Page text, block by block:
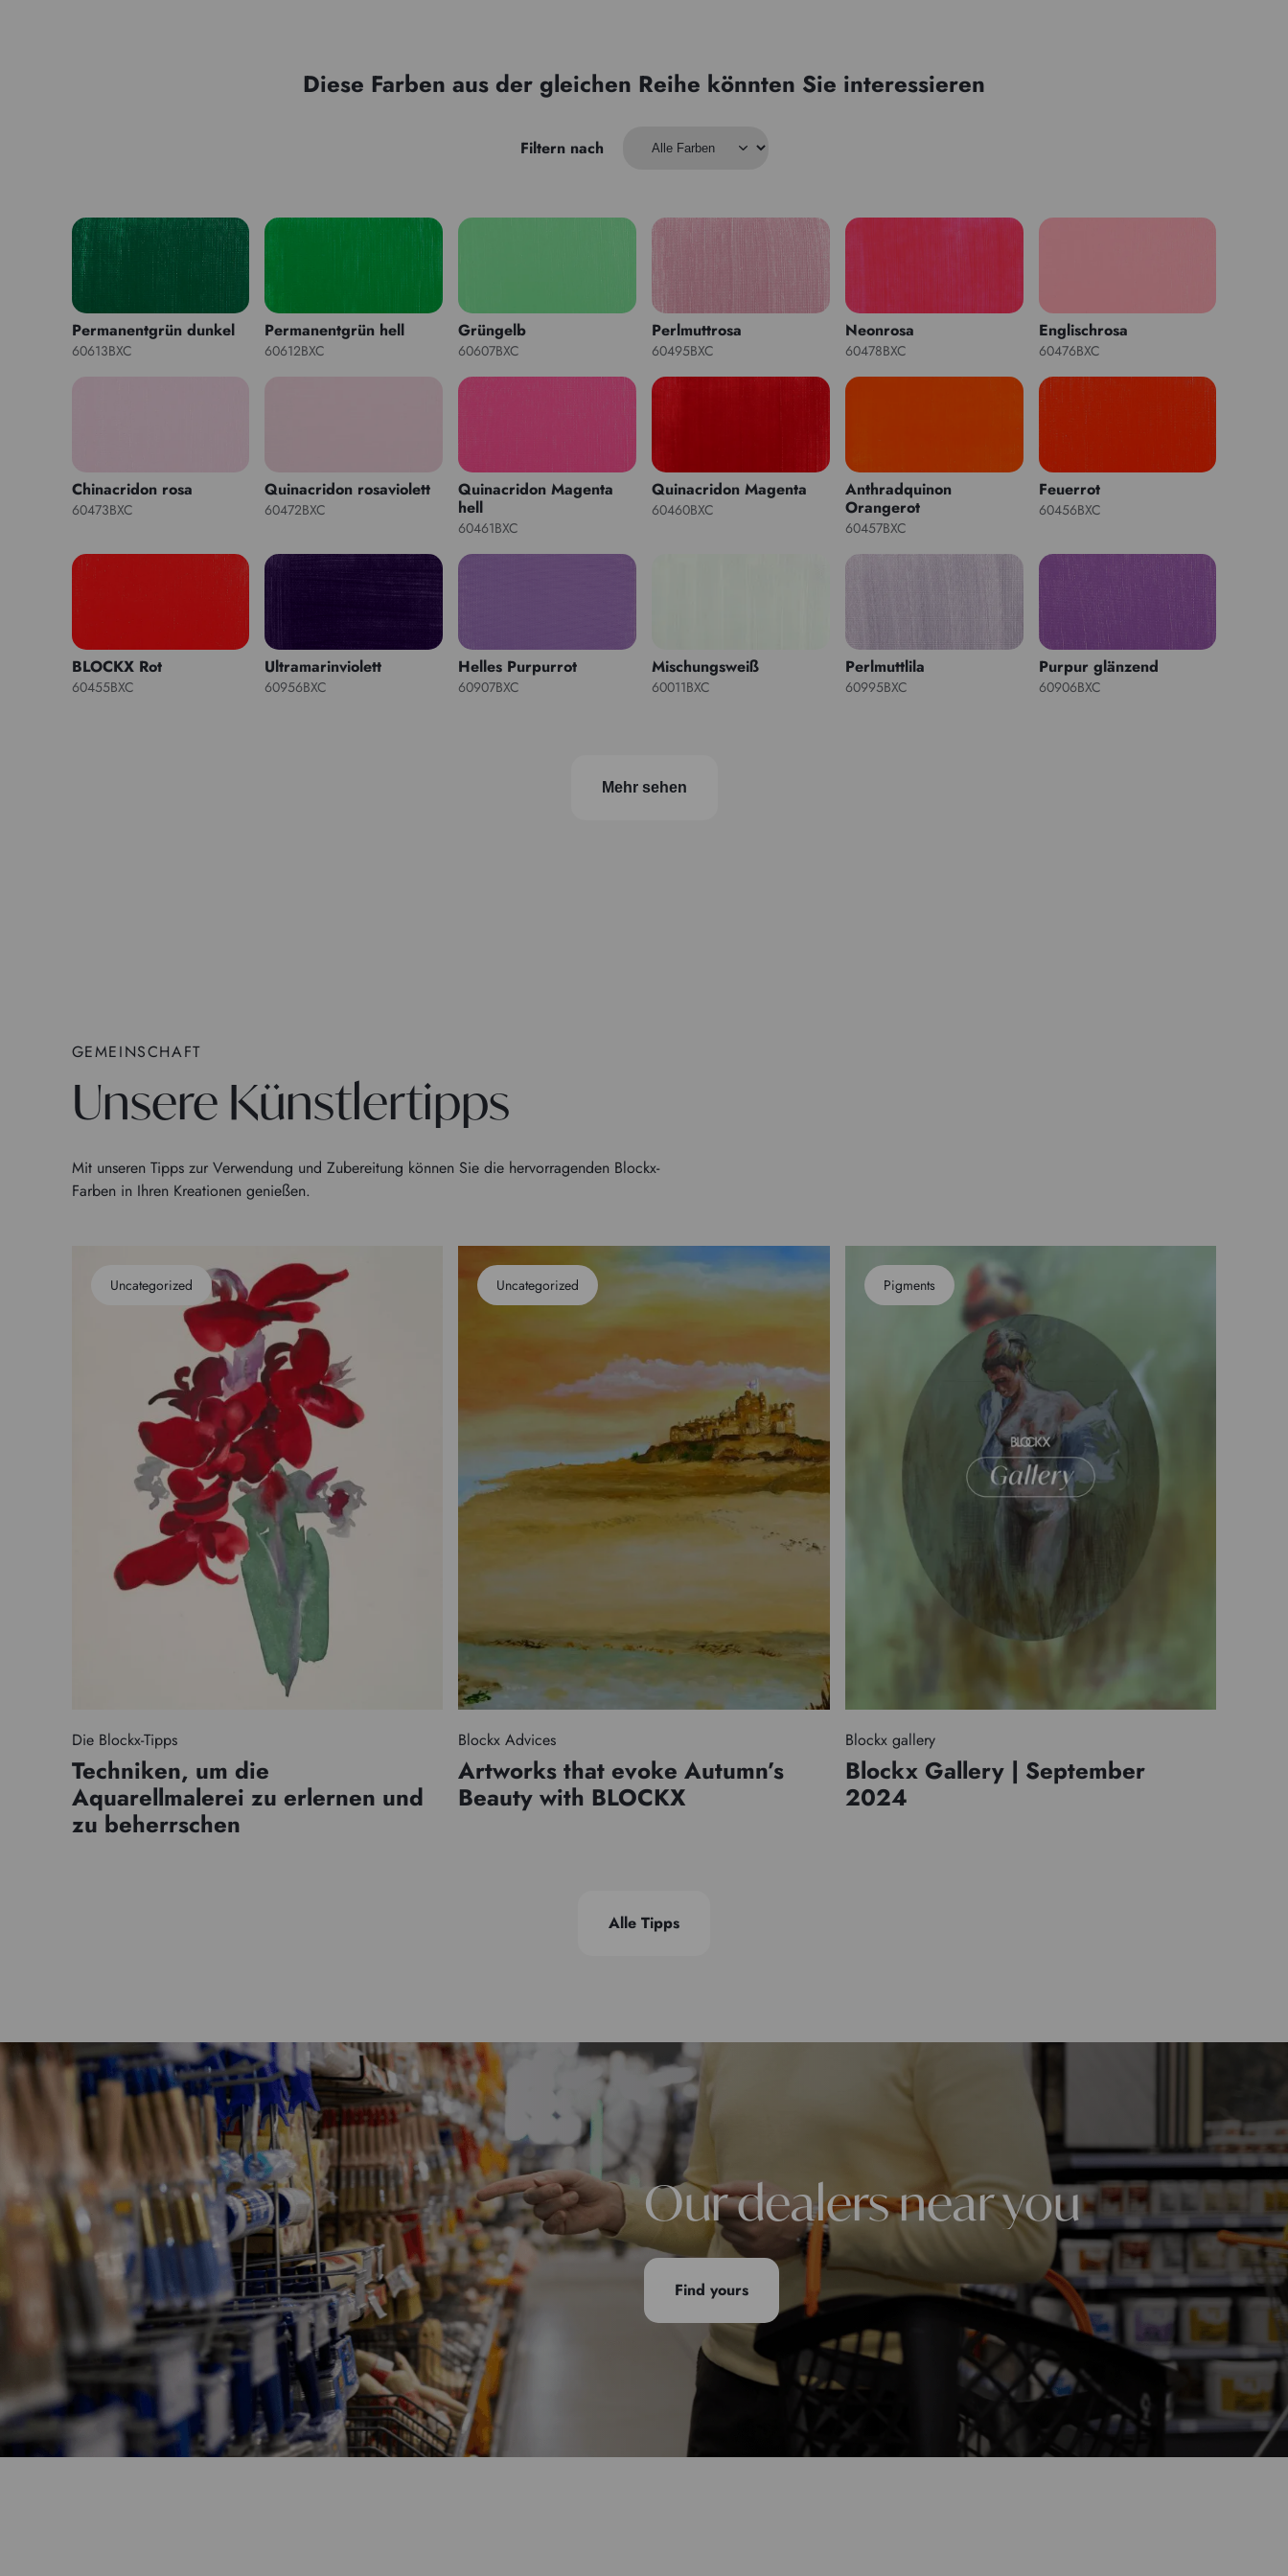
Diese Farben aus der gleichen Reihe könnten Sie interessieren
Filtern nach
Permanentgrün dunkel
60613BXC
Permanentgrün hell
60612BXC
Grüngelb
60607BXC
Perlmuttrosa
60495BXC
Neonrosa
60478BXC
Englischrosa
60476BXC
Chinacridon rosa
60473BXC
Quinacridon rosaviolett
60472BXC
Quinacridon Magenta
hell
60461BXC
Quinacridon Magenta
60460BXC
Anthradquinon
Orangerot
60457BXC
Feuerrot
60456BXC
BLOCKX Rot
60455BXC
Ultramarinviolett
60956BXC
Helles Purpurrot
60907BXC
Mischungsweiß
60011BXC
Perlmuttlila
60995BXC
Purpur glänzend
60906BXC
Mehr sehen
GEMEINSCHAFT
Unsere Künstlertipps
Mit unseren Tipps zur Verwendung und Zubereitung können Sie die hervorragenden Blockx-
Farben in Ihren Kreationen genießen.
Uncategorized
Die Blockx-Tipps
Techniken, um die
Aquarellmalerei zu erlernen und
zu beherrschen
Uncategorized
Blockx Advices
Artworks that evoke Autumn’s
Beauty with BLOCKX
Pigments
Blockx gallery
Blockx Gallery | September
2024
Alle Tipps
Our dealers near you
Find yours